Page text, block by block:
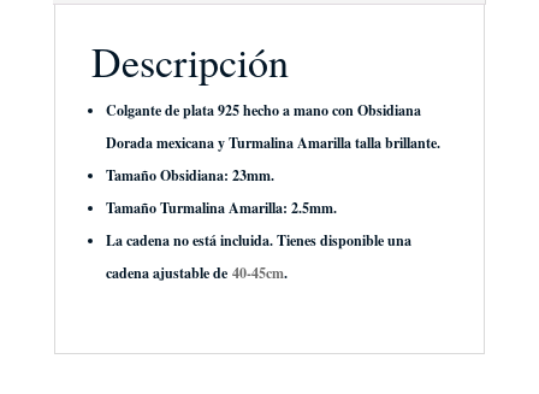
Amarilla
Descripción
Colgante de plata 925 hecho a mano con Obsidiana
Dorada mexicana y Turmalina Amarilla talla brillante.
Tamaño Obsidiana: 23mm.
Tamaño Turmalina Amarilla: 2.5mm.
La cadena no está incluida. Tienes disponible una
cadena ajustable de40-45cm.